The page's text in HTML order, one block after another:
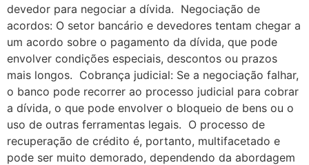
devedor para negociar a dívida. Negociação de
acordos: O setor bancário e devedores tentam chegar a
um acordo sobre o pagamento da dívida, que pode
envolver condições especiais, descontos ou prazos
mais longos. Cobrança judicial: Se a negociação falhar,
o banco pode recorrer ao processo judicial para cobrar
a dívida, o que pode envolver o bloqueio de bens ou o
uso de outras ferramentas legais. O processo de
recuperação de crédito é, portanto, multifacetado e
pode ser muito demorado, dependendo da abordagem